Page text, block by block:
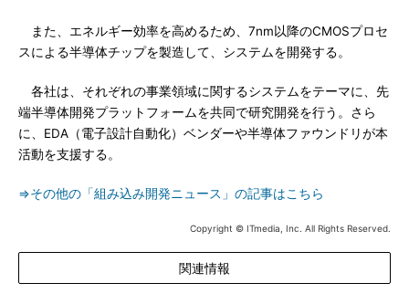
また、エネルギー効率を高めるため、7nm以降のCMOSプロセ
スによる半導体チップを製造して、システムを開発する。
各社は、それぞれの事業領域に関するシステムをテーマに、先
端半導体開発プラットフォームを共同で研究開発を行う。さら
に、EDA（電子設計自動化）ベンダーや半導体ファウンドリが本
活動を支援する。
⇒その他の「組み込み開発ニュース」の記事はこちら
Copyright © ITmedia, Inc. All Rights Reserved.
関連情報